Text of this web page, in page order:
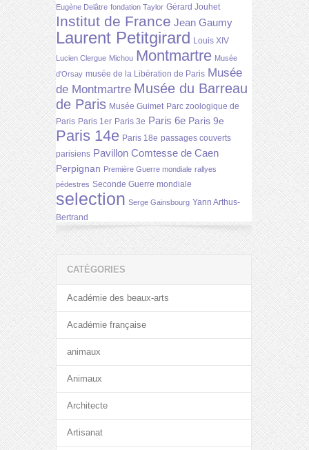
Eugène Delâtre fondation Taylor Gérard Jouhet
Institut de France Jean Gaumy
Laurent Petitgirard Louis XIV
Lucien Clergue Michou Montmartre Musée
d'Orsay musée de la Libération de Paris Musée
de Montmartre Musée du Barreau
de Paris Musée Guimet Parc zoologique de
Paris Paris 1er Paris 3e Paris 6e Paris 9e
Paris 14e Paris 18e passages couverts
parisiens Pavillon Comtesse de Caen
Perpignan Première Guerre mondiale rallyes
pédestres Seconde Guerre mondiale
selection Serge Gainsbourg Yann Arthus-
Bertrand
CATÉGORIES
Académie des beaux-arts
Académie française
animaux
Animaux
Architecte
Artisanat